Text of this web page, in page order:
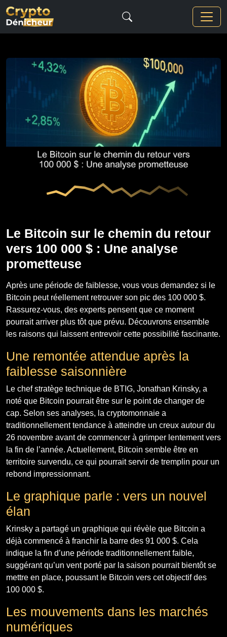
Le Bitcoin sur le chemin du retour
vers 100 000 $ : Une analyse
prometteuse
Après une période de faiblesse, vous vous demandez si le
Bitcoin peut réellement retrouver son pic des 100 000 $.
Rassurez-vous, des experts pensent que ce moment
pourrait arriver plus tôt que prévu. Découvrons ensemble
les raisons qui laissent entrevoir cette possibilité fascinante.
Une remontée attendue après la
faiblesse saisonnière
Le chef stratège technique de BTIG, Jonathan Krinsky, a
noté que Bitcoin pourrait être sur le point de changer de
cap. Selon ses analyses, la cryptomonnaie a
traditionnellement tendance à atteindre un creux autour du
26 novembre avant de commencer à grimper lentement vers
la fin de l’année. Actuellement, Bitcoin semble être en
territoire survendu, ce qui pourrait servir de tremplin pour un
rebond impressionnant.
Le graphique parle : vers un nouvel
élan
Krinsky a partagé un graphique qui révèle que Bitcoin a
déjà commencé à franchir la barre des 91 000 $. Cela
indique la fin d’une période traditionnellement faible,
suggérant qu’un vent porté par la saison pourrait bientôt se
mettre en place, poussant le Bitcoin vers cet objectif des
100 000 $.
Les mouvements dans les marchés
numériques